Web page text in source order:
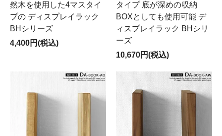
然木を使用した4マスタイ
プの ディスプレイラック
BHシリーズ
4,400円(税込)
タイプ 底が深めの収納
BOXとしても使用可能 デ
ィスプレイラック BHシリ
ーズ
10,670円(税込)